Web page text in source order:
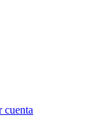
cuenta